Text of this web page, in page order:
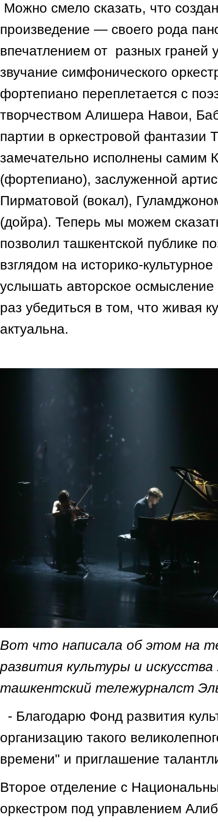
Можно смело сказать, что
произведение — своего рода
впечатлением от разных граней
звучание симфонического
фортепиано переплетается с
творчеством Алишера Навои,
партии в оркестровой фантазии
замечательно исполнены самим
(фортепиано), заслуженной
Пирматовой (вокал),
(дойра). Теперь мы можем
позволил ташкентской публике
взглядом на историко-
услышать авторское
раз убедиться в том, что живая
актуальна.
Вот что написала об этом на
развития культуры и
ташкентский тележурналст
- Благодарю Фонд развития
организацию такого
времени" и приглашение
Второе отделение с
оркестром под управлением